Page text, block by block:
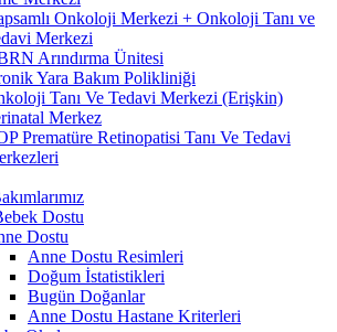
Onkoloji Merkezi + Onkoloji Tanı ve
Merkezi
Arındırma Ünitesi
Yara Bakım Polikliniği
Tanı Ve Tedavi Merkezi (Erişkin)
Merkez
Prematüre Retinopatisi Tanı Ve Tedavi
Dostu
Dostu
Anne Dostu Resimleri
Doğum İstatistikleri
Bugün Doğanlar
Anne Dostu Hastane Kriterleri